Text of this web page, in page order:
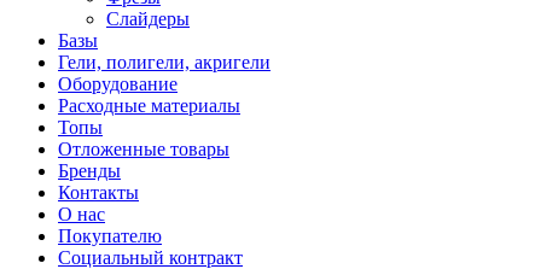
Слайдеры
Базы
Гели, полигели, акригели
Оборудование
Расходные материалы
Топы
Отложенные товары
Бренды
Контакты
О нас
Покупателю
Социальный контракт